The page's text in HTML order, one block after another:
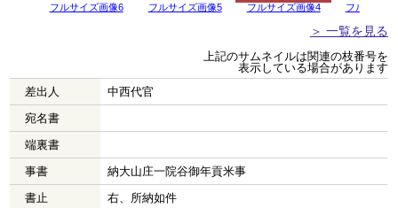
フルサイズ画像6 フルサイズ画像5 フルサイズ画像4 フルサイズ
＞ 一覧を見る
上記のサムネイルは関連の枝番号を
表示している場合があります
差出人
中西代官
宛名書
端裏書
事書
納大山庄一院谷御年貢米事
書止
右、所納如件